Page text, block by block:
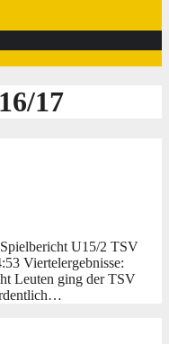
17
U15/2 TSV
Viertelergebnisse:
Leuten ging der TSV